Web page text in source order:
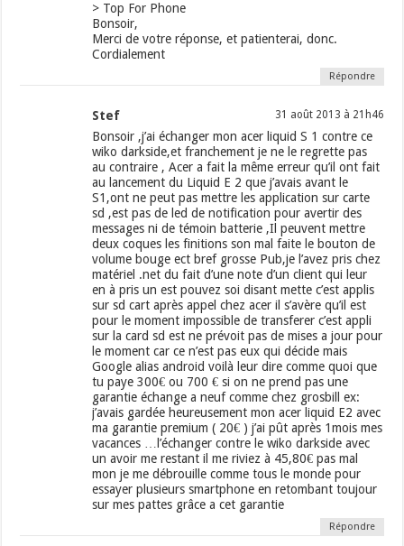
> Top For Phone
Bonsoir,
Merci de votre réponse, et patienterai, donc.
Cordialement
Répondre
Stef 31 août 2013 à 21h46
Bonsoir ,j’ai échanger mon acer liquid S 1 contre ce
wiko darkside,et franchement je ne le regrette pas
au contraire , Acer a fait la même erreur qu’il ont fait
au lancement du Liquid E 2 que j’avais avant le
S1,ont ne peut pas mettre les application sur carte
sd ,est pas de led de notification pour avertir des
messages ni de témoin batterie ,Il peuvent mettre
deux coques les finitions son mal faite le bouton de
volume bouge ect bref grosse Pub,je l’avez pris chez
matériel .net du fait d’une note d’un client qui leur
en à pris un est pouvez soi disant mette c’est applis
sur sd cart après appel chez acer il s’avère qu’il est
pour le moment impossible de transferer c’est appli
sur la card sd est ne prévoit pas de mises a jour pour
le moment car ce n’est pas eux qui décide mais
Google alias android voilà leur dire comme quoi que
tu paye 300€ ou 700 € si on ne prend pas une
garantie échange a neuf comme chez grosbill ex:
j’avais gardée heureusement mon acer liquid E2 avec
ma garantie premium ( 20€ ) j’ai pût après 1mois mes
vacances …l’échanger contre le wiko darkside avec
un avoir me restant il me riviez à 45,80€ pas mal
mon je me débrouille comme tous le monde pour
essayer plusieurs smartphone en retombant toujour
sur mes pattes grâce a cet garantie
Répondre